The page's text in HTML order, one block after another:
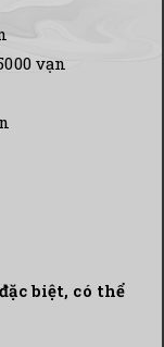
vạn
biệt, có thể